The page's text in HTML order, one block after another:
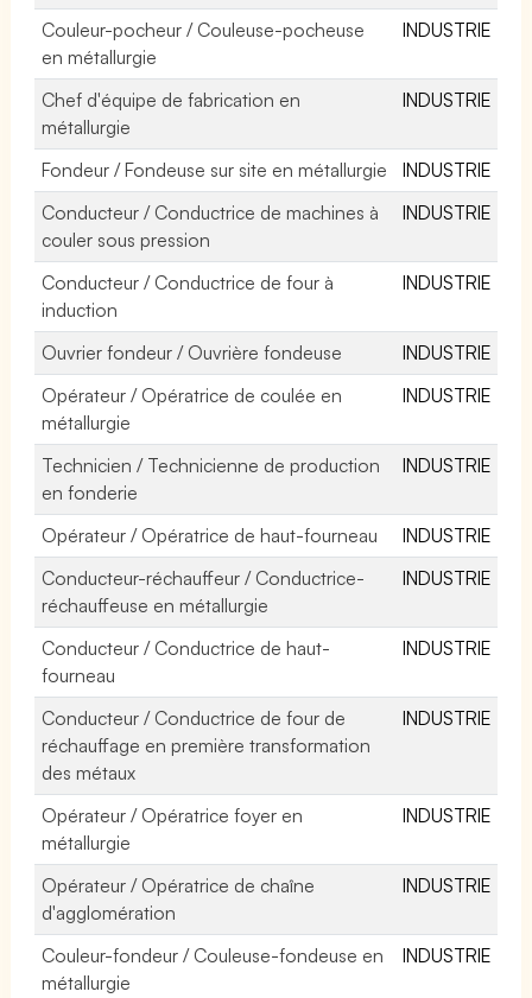
Couleur-pocheur / Couleuse-pocheuse
en métallurgie
INDUSTRIE
Chef d'équipe de fabrication en
métallurgie
INDUSTRIE
Fondeur / Fondeuse sur site en métallurgie
INDUSTRIE
Conducteur / Conductrice de machines à
couler sous pression
INDUSTRIE
Conducteur / Conductrice de four à
induction
INDUSTRIE
Ouvrier fondeur / Ouvrière fondeuse
INDUSTRIE
Opérateur / Opératrice de coulée en
métallurgie
INDUSTRIE
Technicien / Technicienne de production
en fonderie
INDUSTRIE
Opérateur / Opératrice de haut-fourneau
INDUSTRIE
Conducteur-réchauffeur / Conductrice-
réchauffeuse en métallurgie
INDUSTRIE
Conducteur / Conductrice de haut-
fourneau
INDUSTRIE
Conducteur / Conductrice de four de
réchauffage en première transformation
des métaux
INDUSTRIE
Opérateur / Opératrice foyer en
métallurgie
INDUSTRIE
Opérateur / Opératrice de chaîne
d'agglomération
INDUSTRIE
Couleur-fondeur / Couleuse-fondeuse en
métallurgie
INDUSTRIE